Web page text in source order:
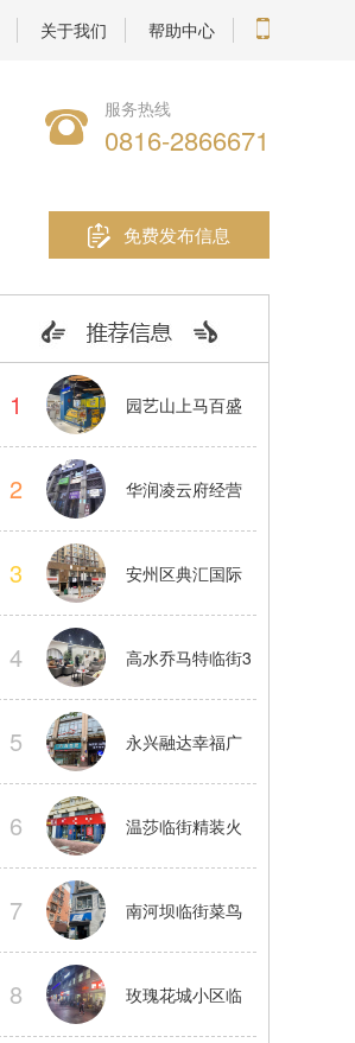
关于我们 帮助中心
服务热线
0816-2866671
免费发布信息
1 园艺山上马百盛
2 华润凌云府经营
3 安州区典汇国际
4 高水乔马特临街3
5 永兴融达幸福广
6 温莎临街精装火
系
7 南河坝临街菜鸟
8 玫瑰花城小区临